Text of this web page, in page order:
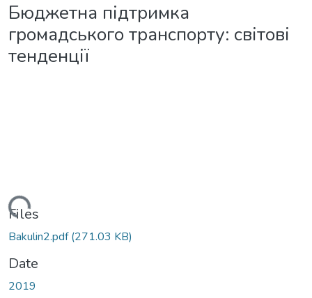
Бюджетна підтримка
громадського транспорту: світові
тенденції
Loading...
Files
Bakulin2.pdf(271.03 KB)
Date
2019